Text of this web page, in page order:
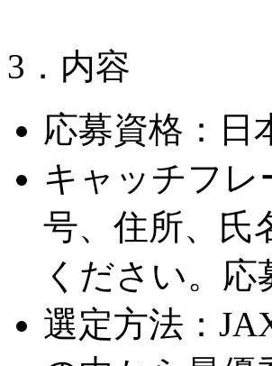
3．内容
応募資格：日
キャッチフレ
号、住所、氏
ください。
選定方法：